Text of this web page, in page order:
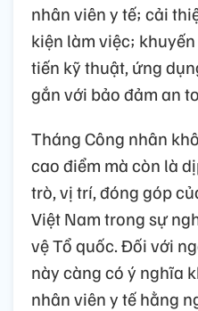
nhân viên y tế; cải
kiện làm việc;
tiến kỹ thuật, ứng
gắn với bảo đảm an
Tháng Công nhân
cao điểm mà còn là
trò, vị trí, đóng góp
Việt Nam trong sự
vệ Tổ quốc. Đối với
này càng có ý nghĩa
nhân viên y tế hằng